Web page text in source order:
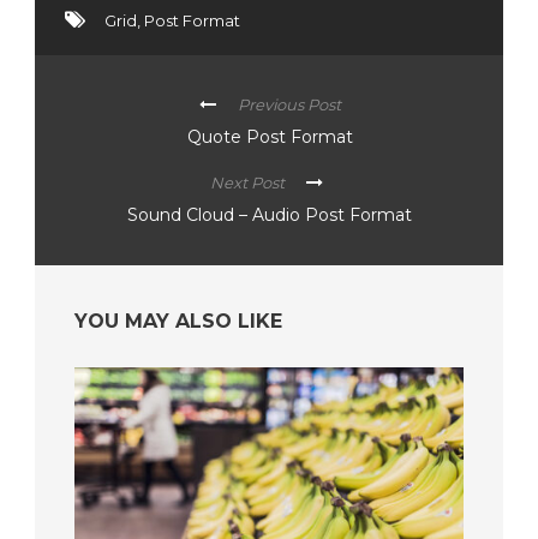
Grid Post Format
Previous Post
Quote Post Format
Next Post
Sound Cloud – Audio Post Format
YOU MAY ALSO LIKE